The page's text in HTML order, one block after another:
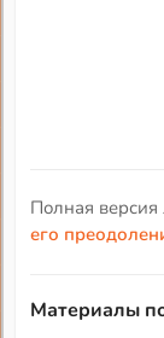
Полная
его
Материалы